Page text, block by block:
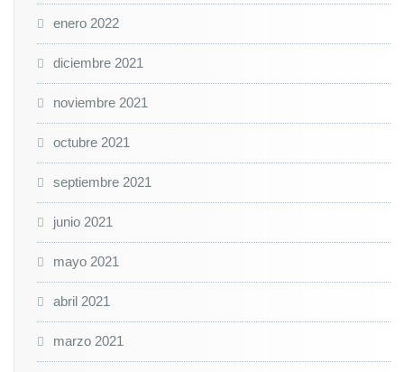
enero 2022
diciembre 2021
noviembre 2021
octubre 2021
septiembre 2021
junio 2021
mayo 2021
abril 2021
marzo 2021